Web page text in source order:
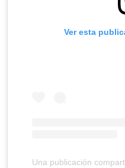
Ver esta
Una publicación compartida